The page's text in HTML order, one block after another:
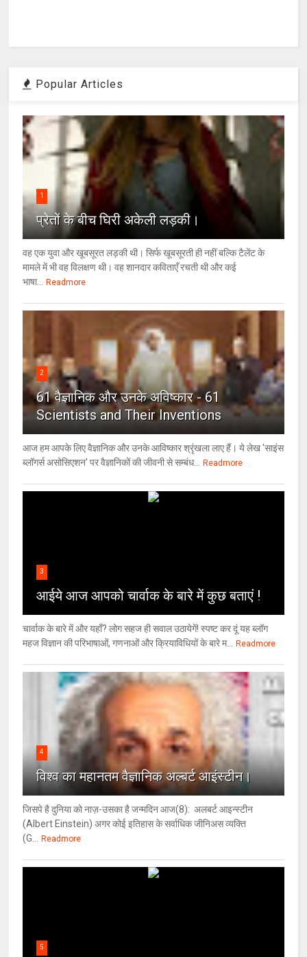
Popular Articles
1
प्रेतों के बीच घिरी अकेली लड़की।
वह एक युवा और खूबसूरत लड़की थी। सिर्फ खूबसूरती ही नहीं बल्कि टैलेंट के
मामले में भी वह विलक्षण थी। वह शानदार कविताएँ रचती थी और कई
भाषा...
Readmore
2
61 वैज्ञानिक और उनके अविष्कार - 61
Scientists and Their Inventions
आज हम आपके लिए वैज्ञानिक और उनके आविष्कार श्रृंखला लाए हैं। ये लेख 'साइंस
ब्लॉगर्स असोसिएशन' पर वैज्ञा‍निकों की जीवनी से सम्बंध...
Readmore
3
आईये आज आपको चार्वाक के बारे में कुछ बताएं !
चार्वाक के बारे में और यहाँ? लोग सहज ही सवाल उठायेगें! स्पष्ट कर दूं यह ब्लॉग
महज विज्ञान की परिभाषाओं, गणनाओं और क्रियाविधियों के बारे म...
Readmore
4
विश्‍व का महानतम वैज्ञानिक अल्बर्ट आइंस्टीन।
जिसपे है दुनिया को नाज़-उसका है जन्मदिन आज(8): अलबर्ट आइन्स्टीन
(Albert Einstein) अगर कोई इतिहास के सर्वाधिक जीनिअस व्यक्ति
(G...
Readmore
5